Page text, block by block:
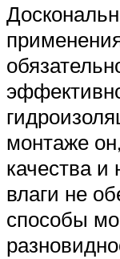
монтаже
качества и
влаги не
способы